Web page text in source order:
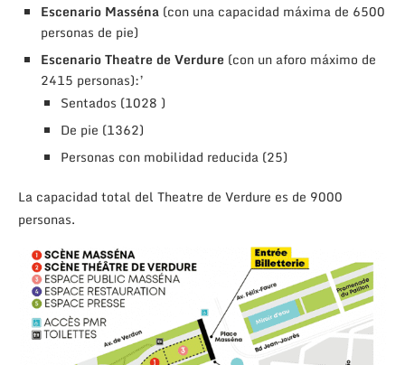
Escenario Masséna (con una capacidad máxima de 6500
personas de pie)
Escenario Theatre de Verdure (con un aforo máximo de
2415 personas):’
Sentados (1028 )
De pie (1362)
Personas con mobilidad reducida (25)
La capacidad total del Theatre de Verdure es de 9000
personas.